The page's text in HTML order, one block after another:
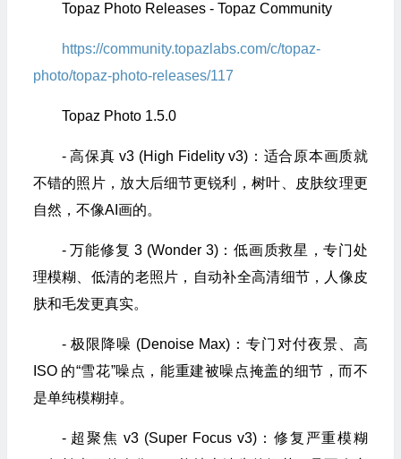
Topaz Photo Releases - Topaz Community
https://community.topazlabs.com/c/topaz-
photo/topaz-photo-releases/117
Topaz Photo 1.5.0
- 高保真 v3 (High Fidelity v3)：适合原本画质就
不错的照片，放大后细节更锐利，树叶、皮肤纹理更
自然，不像AI画的。
- 万能修复 3 (Wonder 3)：低画质救星，专门处
理模糊、低清的老照片，自动补全高清细节，人像皮
肤和毛发更真实。
- 极限降噪 (Denoise Max)：专门对付夜景、高
ISO 的“雪花”噪点，能重建被噪点掩盖的细节，而不
是单纯模糊掉。
- 超聚焦 v3 (Super Focus v3)：修复严重模糊